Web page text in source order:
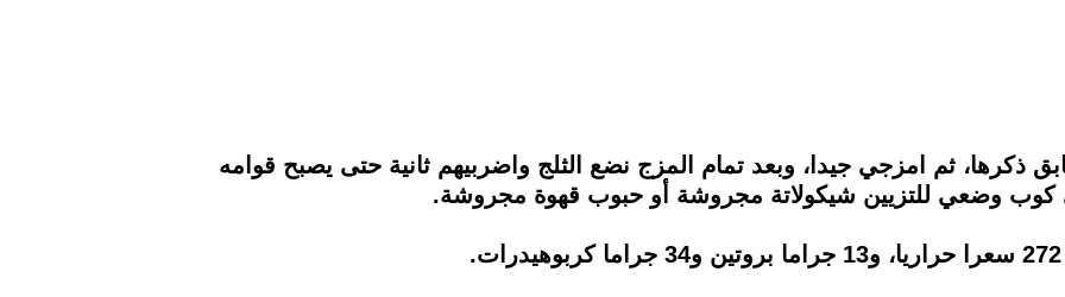
ذكرها، ثم امزجي جيدا، وبعد تمام المزج نضع الثلج واضربيهم ثانية حتى يصبح قوامه
وضعي للتزيين شيكولاتة مجروشة أو حبوب قهوة مجروشة.